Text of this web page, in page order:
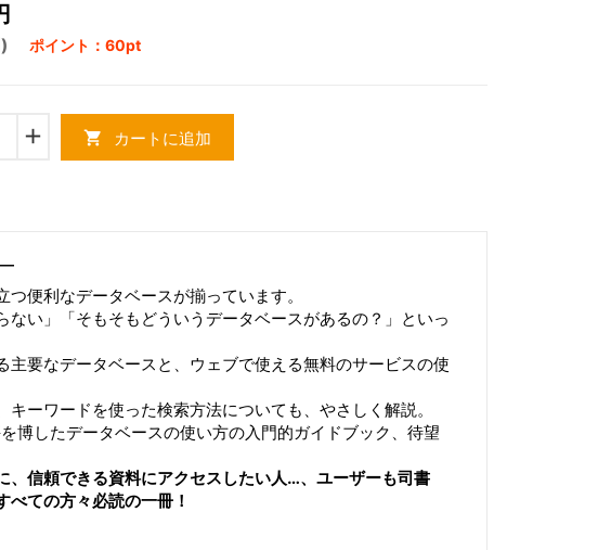
ポイント：60pt
add shopping_cart カートに追加
―
つ便利なデータベースが揃っています。
ない」「そもそもどういうデータベースがあるの？」といっ
主要なデータベースと、ウェブで使える無料のサービスの使
キーワードを使った検索方法についても、やさしく解説。
博したデータベースの使い方の入門的ガイドブック、待望
、信頼できる資料にアクセスしたい人…、ユーザーも司書
べての方々必読の一冊！